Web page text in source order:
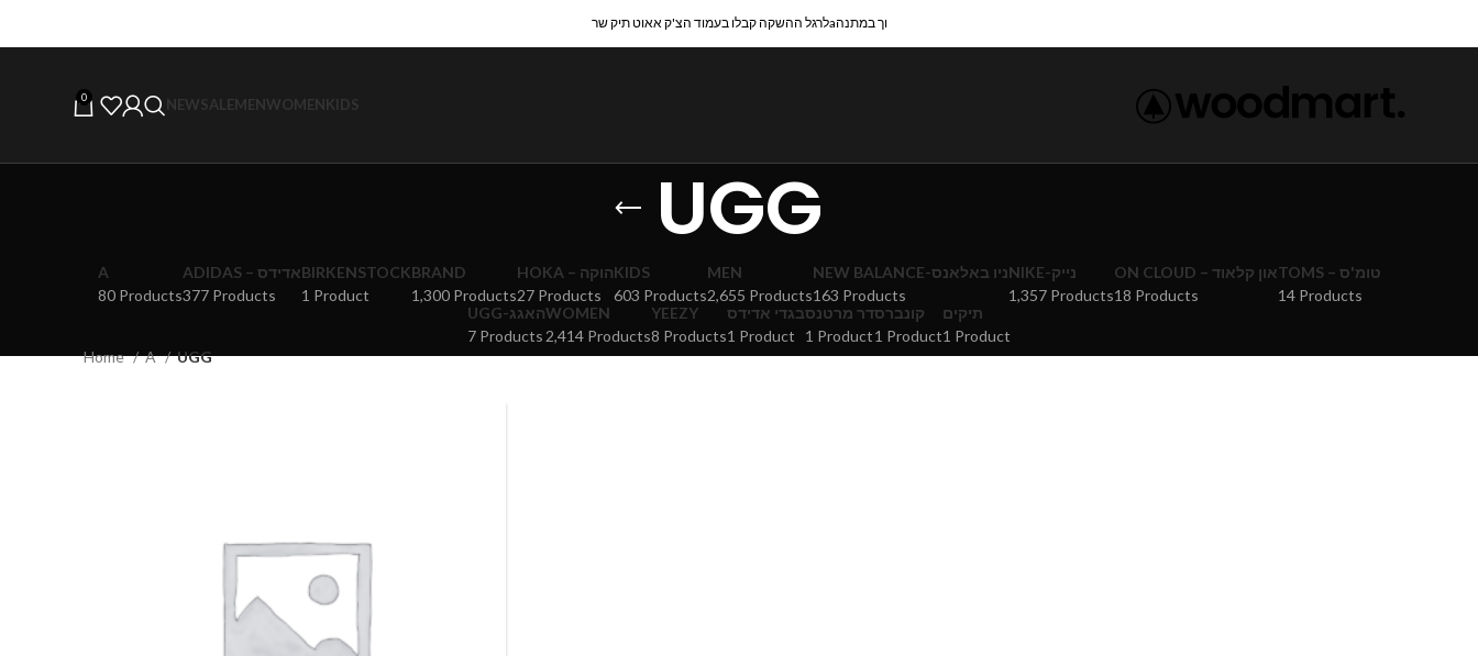
לרגל ההשקה קבלו בעמוד הצ'ק אאוט תיק שרaוך במתנה
0 NEWSALEMENWOMENKIDS
UGG
A
80 Products
ADIDAS – אדידס
377 Products
BIRKENSTOCK
1 Product
BRAND
1,300 Products
HOKA – הוקה
27 Products
KIDS
603 Products
MEN
2,655 Products
NEW BALANCE-ניו באלאנס
163 Products
NIKE-נייק
1,357 Products
ON CLOUD – און קלאוד
18 Products
TOMS – טומ'ס
14 Products
UGG-האגג
7 Products
WOMEN
2,414 Products
YEEZY
8 Products
בגדי אדידס
1 Product
דר מרטנס
1 Product
קונברס
1 Product
תיקים
1 Product
Home
A UGG